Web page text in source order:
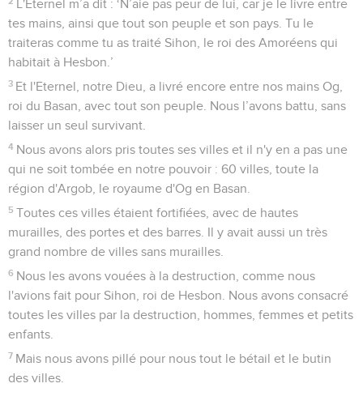
L'Eternel m’a dit : ‘N’aie pas peur de lui, car je le livre entre
tes mains, ainsi que tout son peuple et son pays. Tu le
traiteras comme tu as traité Sihon, le roi des Amoréens qui
habitait à Hesbon.’
3 Et l'Eternel, notre Dieu, a livré encore entre nos mains Og,
roi du Basan, avec tout son peuple. Nous l’avons battu, sans
laisser un seul survivant.
4 Nous avons alors pris toutes ses villes et il n'y en a pas une
qui ne soit tombée en notre pouvoir : 60 villes, toute la
région d'Argob, le royaume d'Og en Basan.
5 Toutes ces villes étaient fortifiées, avec de hautes
murailles, des portes et des barres. Il y avait aussi un très
grand nombre de villes sans murailles.
6 Nous les avons vouées à la destruction, comme nous
l'avions fait pour Sihon, roi de Hesbon. Nous avons consacré
toutes les villes par la destruction, hommes, femmes et petits
enfants.
7 Mais nous avons pillé pour nous tout le bétail et le butin
des villes.